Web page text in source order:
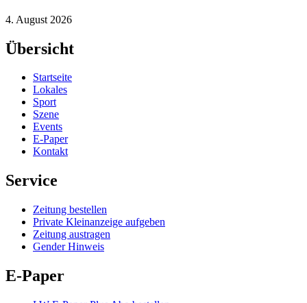
4. August 2026
Übersicht
Startseite
Lokales
Sport
Szene
Events
E-Paper
Kontakt
Service
Zeitung bestellen
Private Kleinanzeige aufgeben
Zeitung austragen
Gender Hinweis
E-Paper